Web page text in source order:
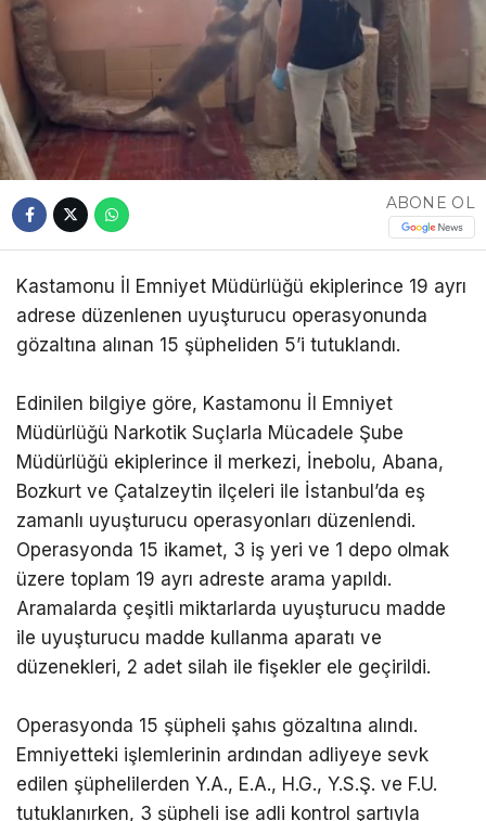
ABONE OL
Kastamonu İl Emniyet Müdürlüğü ekiplerince 19 ayrı
adrese düzenlenen uyuşturucu operasyonunda
gözaltına alınan 15 şüpheliden 5’i tutuklandı.
Edinilen bilgiye göre, Kastamonu İl Emniyet
Müdürlüğü Narkotik Suçlarla Mücadele Şube
Müdürlüğü ekiplerince il merkezi, İnebolu, Abana,
Bozkurt ve Çatalzeytin ilçeleri ile İstanbul’da eş
zamanlı uyuşturucu operasyonları düzenlendi.
Operasyonda 15 ikamet, 3 iş yeri ve 1 depo olmak
üzere toplam 19 ayrı adreste arama yapıldı.
Aramalarda çeşitli miktarlarda uyuşturucu madde
ile uyuşturucu madde kullanma aparatı ve
düzenekleri, 2 adet silah ile fişekler ele geçirildi.
Operasyonda 15 şüpheli şahıs gözaltına alındı.
Emniyetteki işlemlerinin ardından adliyeye sevk
edilen şüphelilerden Y.A., E.A., H.G., Y.S.Ş. ve F.U.
tutuklanırken, 3 şüpheli ise adli kontrol şartıyla